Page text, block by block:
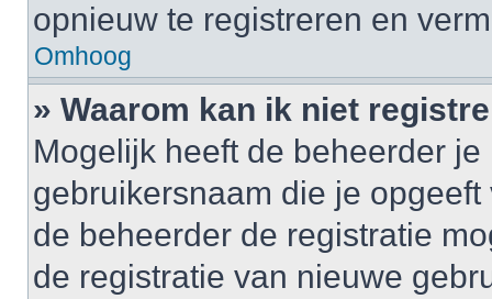
opnieuw te registreren en
Omhoog
» Waarom kan ik niet
Mogelijk heeft de beheerder
gebruikersnaam die je
de beheerder de registratie
de registratie van nieuwe